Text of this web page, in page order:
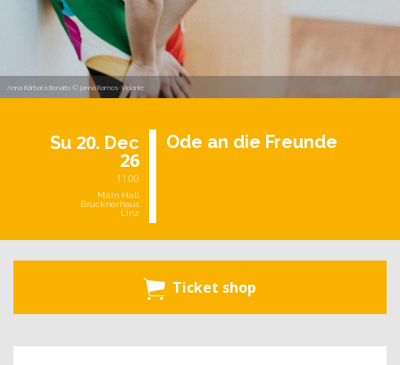
Anna Bárbara Bonatto © Janna Ramos-Violante
Su 20. Dec
26
11:00
Main Hall
Brucknerhaus
Linz
Ode an die Freun­de
Ticket shop